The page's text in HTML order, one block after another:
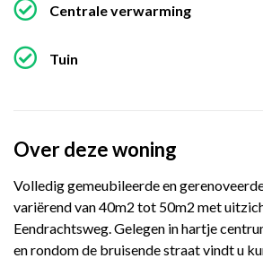
Centrale verwarming
Tuin
Over deze woning
Volledig gemeubileerde en
variërend van 40m2 tot 50m2 met
Eendrachtsweg. Gelegen in hartje
en rondom de bruisende straat vindt u